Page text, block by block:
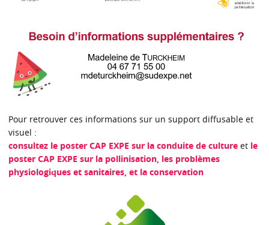
Pour retrouver ces informations sur un support diffusable et
visuel :
consultez le poster CAP EXPE sur la conduite de culture et le
poster CAP EXPE sur la pollinisation, les problèmes
physiologiques et sanitaires, et la conservation